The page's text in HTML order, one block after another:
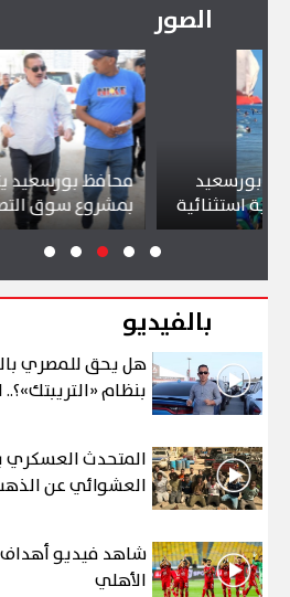
الصور
محافظ بورسعيد يتابع سير
بمشروع سوق التصنيع
بالفيديو
هل يحق للمصري
بنظام
المتحدث العسكري
العشوائي عن
الأهلي